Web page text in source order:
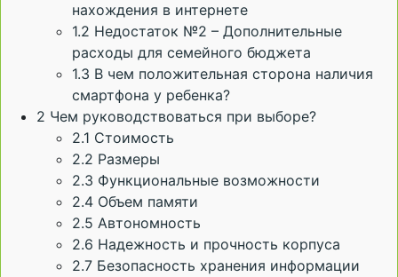
нахождения в интернете
1.2 Недостаток №2 – Дополнительные
расходы для семейного бюджета
1.3 В чем положительная сторона наличия
смартфона у ребенка?
2 Чем руководствоваться при выборе?
2.1 Стоимость
2.2 Размеры
2.3 Функциональные возможности
2.4 Объем памяти
2.5 Автономность
2.6 Надежность и прочность корпуса
2.7 Безопасность хранения информации